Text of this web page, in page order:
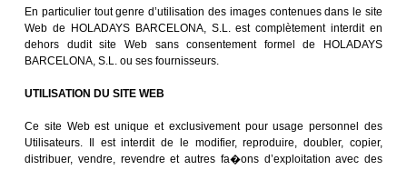
En particulier tout genre d’utilisation des images contenues dans le site
Web de HOLADAYS BARCELONA, S.L. est complètement interdit en
dehors dudit site Web sans consentement formel de HOLADAYS
BARCELONA, S.L. ou ses fournisseurs.
UTILISATION DU SITE WEB
Ce site Web est unique et exclusivement pour usage personnel des
Utilisateurs. Il est interdit de le modifier, reproduire, doubler, copier,
distribuer, vendre, revendre et autres fa�ons d’exploitation avec des